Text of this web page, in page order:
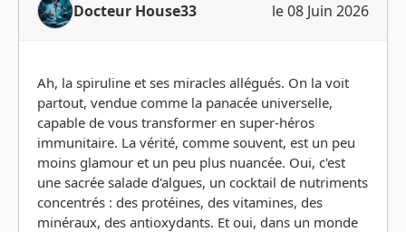
Docteur House33 le 08 Juin 2026
Ah, la spiruline et ses miracles allégués. On la voit
partout, vendue comme la panacée universelle,
capable de vous transformer en super-héros
immunitaire. La vérité, comme souvent, est un peu
moins glamour et un peu plus nuancée. Oui, c'est
une sacrée salade d'algues, un cocktail de nutriments
concentrés : des protéines, des vitamines, des
minéraux, des antioxydants. Et oui, dans un monde